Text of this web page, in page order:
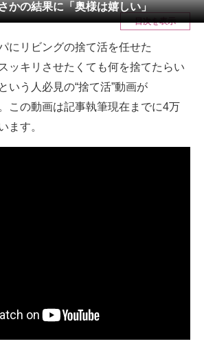
合ページ
トレンド
スの未来
分かる
門サイト
かの結果に「奥様は嬉しい」
目次を表示
にリビングの捨て活を任せた
キリさせたくても何を捨てたらい
いう人必見の“捨て活”動画が
この動画は記事執筆現在までに4万
ます。